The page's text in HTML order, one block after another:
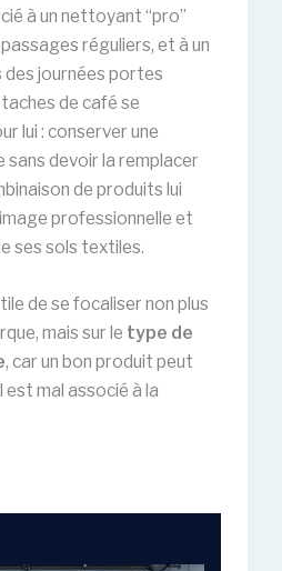
à un nettoyant “pro”
réguliers, et à un
des journées portes
de café se
lui : conserver une
sans devoir la remplacer
de produits lui
professionnelle et
ses sols textiles.
de se focaliser non plus
mais sur le type de
, car un bon produit peut
est mal associé à la